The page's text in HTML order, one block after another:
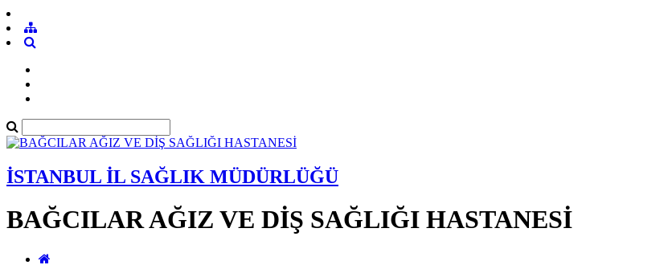
İSTANBUL İL SAĞLIK MÜDÜRLÜĞÜ
BAĞCILAR AĞIZ VE DİŞ SAĞLIĞI HASTANESİ